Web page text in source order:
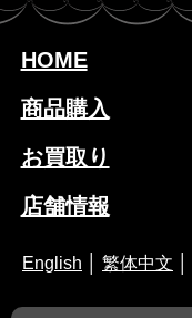
HOME
商品購入
お買取り
店舗情報
English 繁体中文